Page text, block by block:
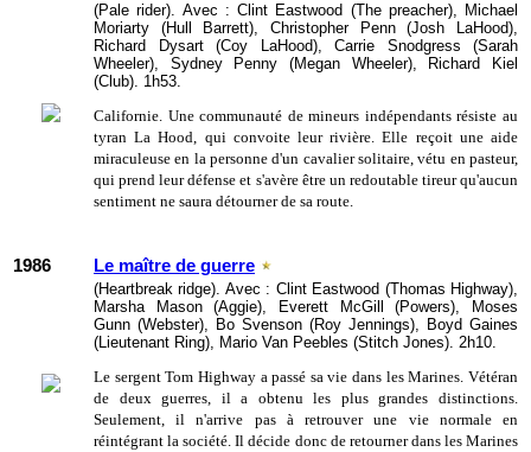
(Pale rider). Avec : Clint Eastwood (The preacher), Michael
Moriarty (Hull Barrett), Christopher Penn (Josh LaHood),
Richard Dysart (Coy LaHood), Carrie Snodgress (Sarah
Wheeler), Sydney Penny (Megan Wheeler), Richard Kiel
(Club). 1h53.
Californie. Une communauté de mineurs indépendants résiste au
tyran La Hood, qui convoite leur rivière. Elle reçoit une aide
miraculeuse en la personne d'un cavalier solitaire, vétu en pasteur,
qui prend leur défense et s'avère être un redoutable tireur qu'aucun
sentiment ne saura détourner de sa route.
1986 Le maître de guerre
(Heartbreak ridge). Avec : Clint Eastwood (Thomas Highway),
Marsha Mason (Aggie), Everett McGill (Powers), Moses
Gunn (Webster), Bo Svenson (Roy Jennings), Boyd Gaines
(Lieutenant Ring), Mario Van Peebles (Stitch Jones). 2h10.
Le sergent Tom Highway a passé sa vie dans les Marines. Vétéran
de deux guerres, il a obtenu les plus grandes distinctions.
Seulement, il n'arrive pas à retrouver une vie normale en
réintégrant la société. Il décide donc de retourner dans les Marines